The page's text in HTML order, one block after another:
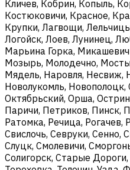
Кличев, Кобрин, Копыль,
Костюковичи, Красное,
Крупки, Лагвощи,
Логойск, Лоев, Лунинец,
Марьина Горка,
Мозырь, Молодечно,
Мядель, Наровля, Несвиж,
Новолукомль, Новополоцк,
Октябрьский, Орша,
Паричи, Петриков, Пинск,
Ратомка, Речица, Рогачев,
Свислочь, Севруки, Сенно,
Слуцк, Смолевичи,
Солигорск, Старые